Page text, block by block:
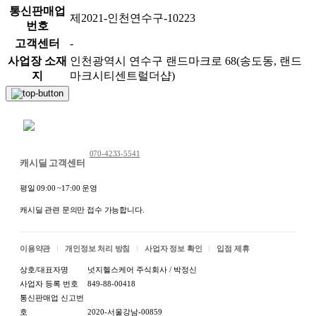
통신판매업
번호
제2021-인천연수구-10223
고객센터
-
사업장 소재
지
인천광역시 연수구 랜드마크로 68(송도동, 랜드
마크시티센트럴더샵)
캐시딜 고객센터
070-4233-5541
평일 09:00 ~17:00 운영
캐시딜 관련 문의만 접수 가능합니다.
이용약관 개인정보 처리 방침 사업자 정보 확인 입점 제휴
상호/대표자명
넛지헬스케어 주식회사 / 박정신
사업자 등록 번호
849-88-00418
통신판매업 신고번
호
2020-서울강남-00859